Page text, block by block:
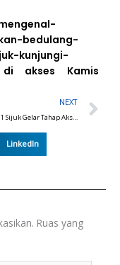
bedulang-
kunjungi-
di akses Kamis
NEXT
SMK Negeri 1 Sijuk Gelar Tahap Aksi P5: Lestarikan Budaya Bedulang Besame
LinkedIn
Ruas yang